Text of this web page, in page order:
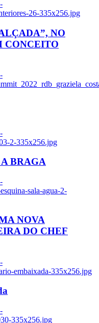
26-335x256.jpg
NO
CONCEITO
2-335x256.jpg
BRAGA
sala-agua-2-
NOVA
DO CHEF
embaixada-335x256.jpg
335x256.jpg